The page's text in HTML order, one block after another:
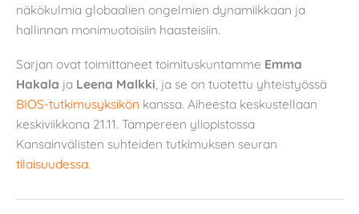
näkökulmia globaalien ongelmien dynamiikkaan ja
hallinnan monimuotoisiin haasteisiin.
Sarjan ovat toimittaneet toimituskuntamme Emma
Hakala ja Leena Malkki, ja se on tuotettu yhteistyössä
BIOS-tutkimusyksikön kanssa. Aiheesta keskustellaan
keskiviikkona 21.11. Tampereen yliopistossa
Kansainvälisten suhteiden tutkimuksen seuran
tilaisuudessa.